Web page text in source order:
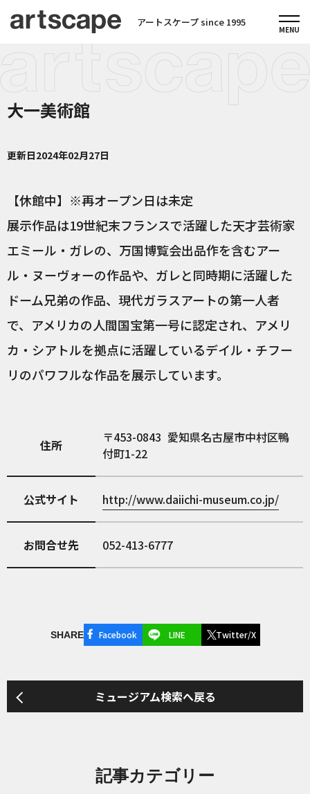
アートスケープ since 1995
大一美術館
更新日2024年02月27日
【休館中】※再オープン日は未定
展示作品は19世紀末フランスで活躍した天才芸術家
エミール・ガレの、万国博覧会出品作を含むアー
ル・ヌーヴォーの作品や、ガレと同時期に活躍した
ドーム兄弟の作品、現代ガラスアートの第一人者
で、アメリカの人間国宝第一号に認定され、アメリ
カ・シアトルを拠点に活躍しているデイル・チフー
リのパワフルな作品を展示しています。
住所 453-0843 愛知県名古屋市中村区鴨
付町1-22
公式サイト http://www.daiichi-museum.co.jp/
お問合せ先 052-413-6777
SHARE Facebook LINE Twitter/X
ミュージアム検索へ戻る
記事カテゴリー